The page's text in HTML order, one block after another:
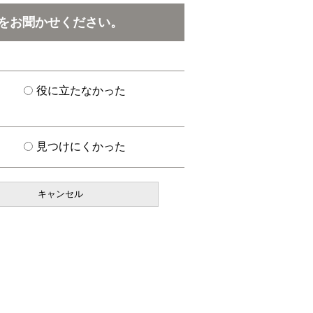
聞かせください。
役に立たなかった
見つけにくかった